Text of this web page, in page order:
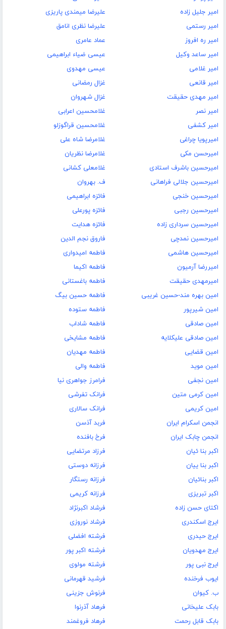
امیر جلیل زاده
امیر رستمی
امیر ره افروز
امیر ساعد وکیل
امیر غلامی
امیر قانعی
امیر مهدی حقیقت
امیر نصر
امیر کشفی
امیرپویا چراغی
امیرحسن مکی
امیرحسین باشرف استادی
امیرحسین جلالی فراهانی
امیرحسین خنجی
امیرحسین رجبی
امیرحسین سرداری زاده
امیرحسین نمدچی
امیرحسین هاشمی
امیررضا آرمیون
امیرمهدی حقیقت
امین بهره مند-حسین غریبی
امین شیرپور
امین صادقی
امین صادقی علیکلایه
امین قضایی
امین موید
امین نجفی
امین کرمی متین
امین کریمی
انجمن اسکرام ایران
انجمن چابک ایران
اکبر بنا ئیان
اکبر بنا ییان
اکبر بنائیان
اکبر تبریزی
اکتای حسن زاده
ایرج اسکندری
ایرج حیدری
ایرج مهدویان
ایرج نبی پور
ایوب فرخنده
ب. كيوان
بابک علیخانی
بابک قابل رحمت
علیرضا میمندی پاریزی
علیرضا نظری انامق
عماد عامری
عیسی ضیاء ابراهیمی
عیسی مهدوی
غزال رمضانی
غزال شهروان
غلامحسین اعرابی
غلامحسین قراگوزلو
غلامرضا شاه علی
غلامرضا نظریان
غلامعلی کشانی
ف. بهروان
فائزه ابراهیمی
فائزه پورعلی
فائزه هدایت
فاروق نجم الدین
فاطمه امیدواری
فاطمه اکیما
فاطمه باغستانی
فاطمه حسین بیگ
فاطمه ستوده
فاطمه شاداب
فاطمه مشایخی
فاطمه مهدیان
فاطمه والی
فرامرز جواهری نیا
فرانک تفرشی
فرانک سالاری
فربد آذسن
فرخ بافنده
فرزاد مرتضایی
فرزانه دوستی
فرزانه رستگار
فرزانه کریمی
فرشاد اکبرنژاد
فرشاد نوروزی
فرشته افضلی
فرشته اکبر پور
فرشته مولوی
فرشید قهرمانی
فرنوش جزینی
فرهاد آذرنوا
فرهاد فروغمند